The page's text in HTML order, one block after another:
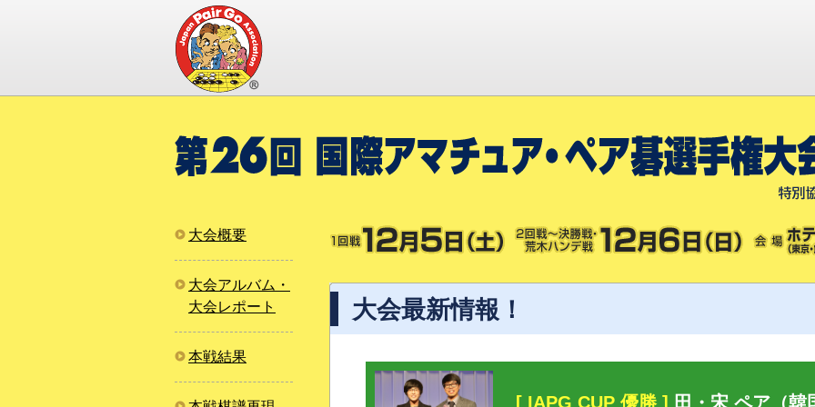
大会概要
大会アルバム・
大会レポート
本戦結果
大会最新情報！
[ IAPG CUP 優勝 ] 田・宋 ペア（韓